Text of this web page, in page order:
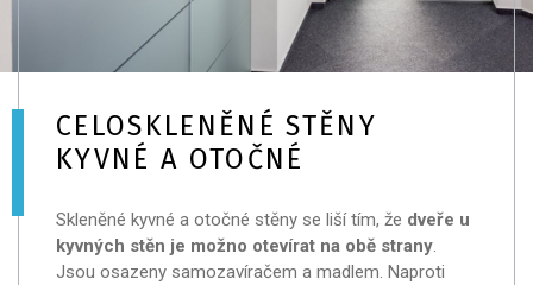
CELOSKLENĚNÉ STĚNY
KYVNÉ A OTOČNÉ
Skleněné kyvné a otočné stěny se liší tím, že dveře u
kyvných stěn je možno otevírat na obě strany.
Jsou osazeny samozavíračem a madlem. Naproti